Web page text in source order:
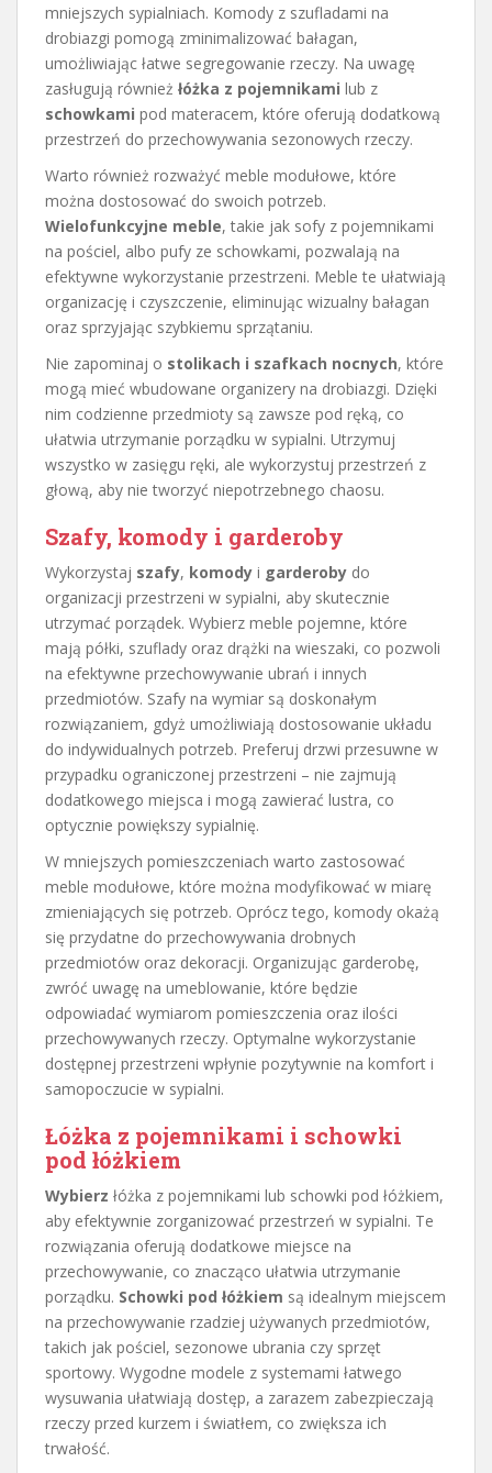
mniejszych sypialniach. Komody z szufladami na
drobiazgi pomogą zminimalizować bałagan,
umożliwiając łatwe segregowanie rzeczy. Na uwagę
zasługują również łóżka z pojemnikami lub z
schowkami pod materacem, które oferują dodatkową
przestrzeń do przechowywania sezonowych rzeczy.
Warto również rozważyć meble modułowe, które
można dostosować do swoich potrzeb.
Wielofunkcyjne meble, takie jak sofy z pojemnikami
na pościel, albo pufy ze schowkami, pozwalają na
efektywne wykorzystanie przestrzeni. Meble te ułatwiają
organizację i czyszczenie, eliminując wizualny bałagan
oraz sprzyjając szybkiemu sprzątaniu.
Nie zapominaj o stolikach i szafkach nocnych, które
mogą mieć wbudowane organizery na drobiazgi. Dzięki
nim codzienne przedmioty są zawsze pod ręką, co
ułatwia utrzymanie porządku w sypialni. Utrzymuj
wszystko w zasięgu ręki, ale wykorzystuj przestrzeń z
głową, aby nie tworzyć niepotrzebnego chaosu.
Szafy, komody i garderoby
Wykorzystaj szafy, komody i garderoby do
organizacji przestrzeni w sypialni, aby skutecznie
utrzymać porządek. Wybierz meble pojemne, które
mają półki, szuflady oraz drążki na wieszaki, co pozwoli
na efektywne przechowywanie ubrań i innych
przedmiotów. Szafy na wymiar są doskonałym
rozwiązaniem, gdyż umożliwiają dostosowanie układu
do indywidualnych potrzeb. Preferuj drzwi przesuwne w
przypadku ograniczonej przestrzeni – nie zajmują
dodatkowego miejsca i mogą zawierać lustra, co
optycznie powiększy sypialnię.
W mniejszych pomieszczeniach warto zastosować
meble modułowe, które można modyfikować w miarę
zmieniających się potrzeb. Oprócz tego, komody okażą
się przydatne do przechowywania drobnych
przedmiotów oraz dekoracji. Organizując garderobę,
zwróć uwagę na umeblowanie, które będzie
odpowiadać wymiarom pomieszczenia oraz ilości
przechowywanych rzeczy. Optymalne wykorzystanie
dostępnej przestrzeni wpłynie pozytywnie na komfort i
samopoczucie w sypialni.
Łóżka z pojemnikami i schowki
pod łóżkiem
Wybierz łóżka z pojemnikami lub schowki pod łóżkiem,
aby efektywnie zorganizować przestrzeń w sypialni. Te
rozwiązania oferują dodatkowe miejsce na
przechowywanie, co znacząco ułatwia utrzymanie
porządku. Schowki pod łóżkiem są idealnym miejscem
na przechowywanie rzadziej używanych przedmiotów,
takich jak pościel, sezonowe ubrania czy sprzęt
sportowy. Wygodne modele z systemami łatwego
wysuwania ułatwiają dostęp, a zarazem zabezpieczają
rzeczy przed kurzem i światłem, co zwiększa ich
trwałość.